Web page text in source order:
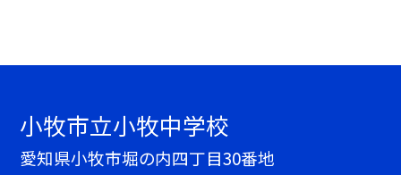
小牧市立小牧中学校
愛知県小牧市堀の内四丁目30番地